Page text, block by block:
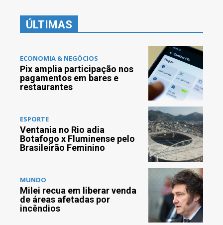
ÚLTIMAS
ECONOMIA & NEGÓCIOS
Pix amplia participação nos
pagamentos em bares e
restaurantes
ESPORTE
Ventania no Rio adia
Botafogo x Fluminense pelo
Brasileirão Feminino
MUNDO
Milei recua em liberar venda
de áreas afetadas por
incêndios